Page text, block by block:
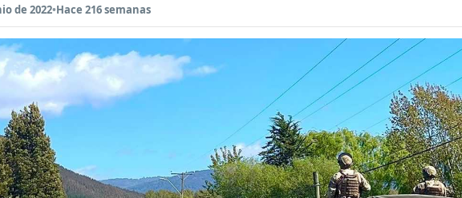
de 2022•Hace 216 semanas